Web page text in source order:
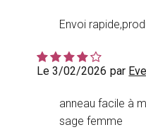
Envoi
Le 3/02/2026 par
anneau facile à
sage femme